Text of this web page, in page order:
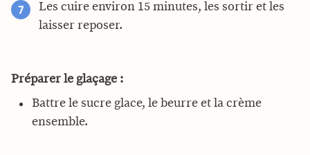
Les cuire environ 15 minutes, les sortir et les
laisser reposer.
Préparer le glaçage :
Battre le sucre glace, le beurre et la crème
ensemble.